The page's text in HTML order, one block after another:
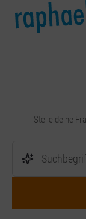
Stelle deine